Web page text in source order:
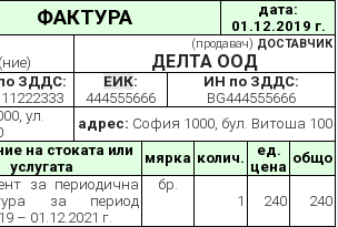
ФАКТУРА
дата:
01.12.2019 г.
(продавач) ДОСТАВЧИК
ДЕЛТА ООД
ЗДДС:
ЕИК:
444555666
ИН по ЗДДС:
BG444555666
ул.
адрес: София 1000, бул. Витоша 100
на стоката или
услугата
мярка колич.
ед.
цена
общо
за периодична
за период
– 01.12.2021 г.
бр.
1
240 240